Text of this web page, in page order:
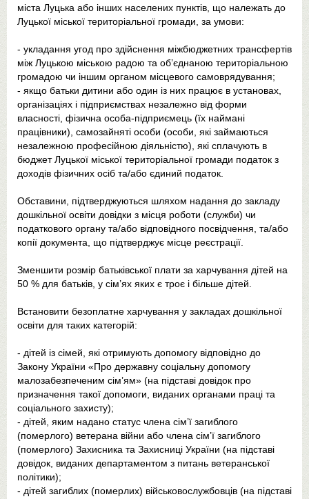
міста Луцька або інших населених пунктів, що належать до
Луцької міської територіальної громади, за умови:
- укладання угод про здійснення міжбюджетних трансфертів
між Луцькою міською радою та об’єднаною територіальною
громадою чи іншим органом місцевого самоврядування;
- якщо батьки дитини або один із них працює в установах,
організаціях і підприємствах незалежно від форми
власності, фізична особа-підприємець (їх наймані
працівники), самозайняті особи (особи, які займаються
незалежною професійною діяльністю), які сплачують в
бюджет Луцької міської територіальної громади податок з
доходів фізичних осіб та/або єдиний податок.
Обставини, підтверджуються шляхом надання до закладу
дошкільної освіти довідки з місця роботи (служби) чи
податкового органу та/або відповідного посвідчення, та/або
копії документа, що підтверджує місце реєстрації.
Зменшити розмір батьківської плати за харчування дітей на
50 % для батьків, у сім’ях яких є троє і більше дітей.
Встановити безоплатне харчування у закладах дошкільної
освіти для таких категорій:
- дітей із сімей, які отримують допомогу відповідно до
Закону України «Про державну соціальну допомогу
малозабезпеченим сім’ям» (на підставі довідок про
призначення такої допомоги, виданих органами праці та
соціального захисту);
- дітей, яким надано статус члена сім’ї загиблого
(померлого) ветерана війни або члена сім’ї загиблого
(померлого) Захисника та Захисниці України (на підставі
довідок, виданих департаментом з питань ветеранської
політики);
- дітей загиблих (померлих) військовослужбовців (на підставі